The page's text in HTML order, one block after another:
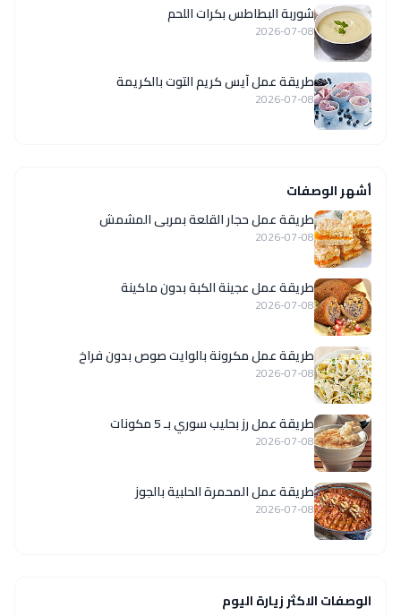
شوربة البطاطس بكرات اللحم
2026-07-08
طريقة عمل آيس كريم التوت بالكريمة
2026-07-08
أشهر الوصفات
طريقة عمل حجار القلعة بمربى المشمش
2026-07-08
طريقة عمل عجينة الكبة بدون ماكينة
2026-07-08
طريقة عمل مكرونة بالوايت صوص بدون فراخ
2026-07-08
طريقة عمل رز بحليب سوري بـ 5 مكونات
2026-07-08
طريقة عمل المحمرة الحلبية بالجوز
2026-07-08
الوصفات الاكثر زيارة اليوم